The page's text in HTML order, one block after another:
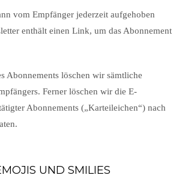
vom Empfänger jederzeit aufgehoben
enthält einen Link, um das Abonnement
Abonnements löschen wir sämtliche
Ferner löschen wir die E-
Abonnements („Karteileichen“) nach
UND SMILIES